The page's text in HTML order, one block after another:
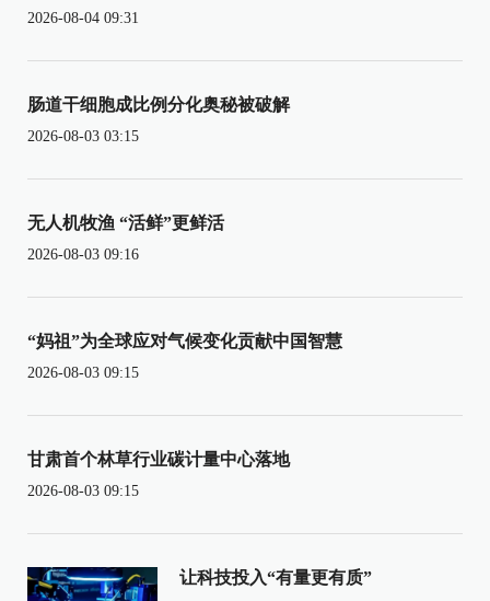
2026-08-04 09:31
肠道干细胞成比例分化奥秘被破解
2026-08-03 03:15
无人机牧渔 “活鲜”更鲜活
2026-08-03 09:16
“妈祖”为全球应对气候变化贡献中国智慧
2026-08-03 09:15
甘肃首个林草行业碳计量中心落地
2026-08-03 09:15
让科技投入“有量更有质”